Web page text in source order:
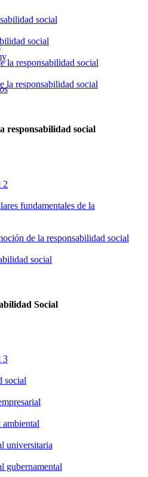
social
social
la responsabilidad social
la responsabilidad social
responsabilidad social
2
fundamentales de la
de la responsabilidad social
social
Social
3
social
ambiental
universitaria
gubernamental